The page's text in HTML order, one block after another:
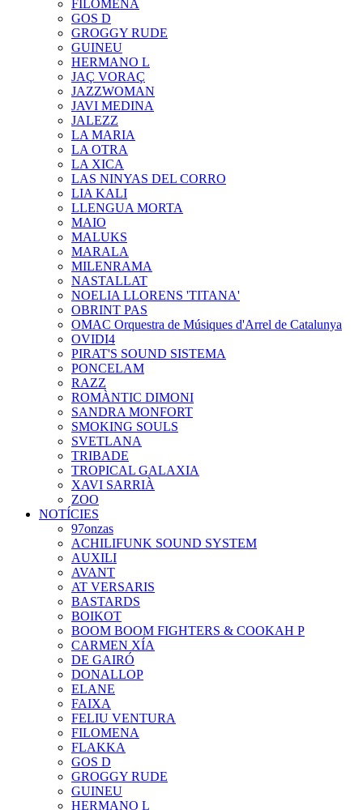
FILOMENA
GOS D
GROGGY RUDE
GUINEU
HERMANO L
JAÇ VORAÇ
JAZZWOMAN
JAVI MEDINA
JALEZZ
LA MARIA
LA OTRA
LA XICA
LAS NINYAS DEL CORRO
LIA KALI
LLENGUA MORTA
MAIO
MALUKS
MARALA
MILENRAMA
NASTALLAT
NOELIA LLORENS 'TITANA'
OBRINT PAS
OMAC Orquestra de Músiques d'Arrel de Catalunya
OVIDI4
PIRAT'S SOUND SISTEMA
PONCELAM
RAZZ
ROMÀNTIC DIMONI
SANDRA MONFORT
SMOKING SOULS
SVETLANA
TRIBADE
TROPICAL GALAXIA
XAVI SARRIÀ
ZOO
NOTÍCIES
97onzas
ACHILIFUNK SOUND SYSTEM
AUXILI
AVANT
AT VERSARIS
BASTARDS
BOIKOT
BOOM BOOM FIGHTERS & COOKAH P
CARMEN XÍA
DE GAIRÓ
DONALLOP
ELANE
FAIXA
FELIU VENTURA
FILOMENA
FLAKKA
GOS D
GROGGY RUDE
GUINEU
HERMANO L